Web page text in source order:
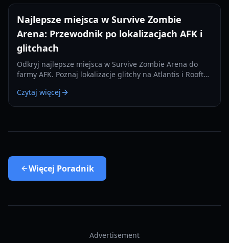
Najlepsze miejsca w Survive Zombie
Arena: Przewodnik po lokalizacjach AFK i
glitchach
Odkryj najlepsze miejsca w Survive Zombie Arena do
farmy AFK. Poznaj lokalizacje glitchy na Atlantis i Rooftop
Czytaj więcej
Więcej Poradnik
Advertisement